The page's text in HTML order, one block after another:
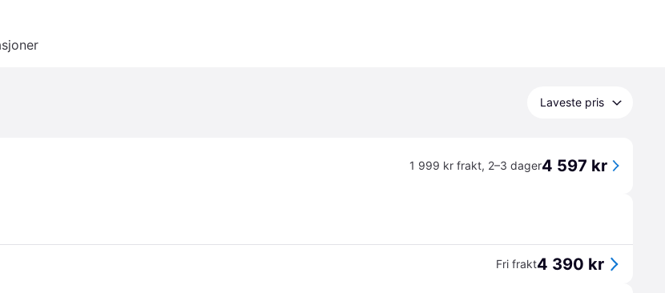
Laveste pris
1 999 kr frakt, 2–3 dager4 597 kr
Fri frakt4 390 kr